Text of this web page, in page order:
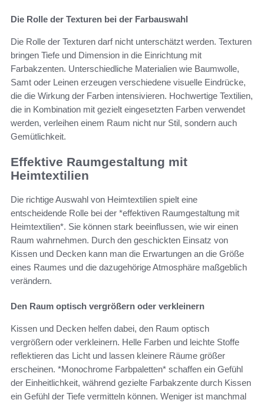
Die Rolle der Texturen bei der Farbauswahl
Die Rolle der Texturen darf nicht unterschätzt werden. Texturen
bringen Tiefe und Dimension in die Einrichtung mit
Farbakzenten. Unterschiedliche Materialien wie Baumwolle,
Samt oder Leinen erzeugen verschiedene visuelle Eindrücke,
die die Wirkung der Farben intensivieren. Hochwertige Textilien,
die in Kombination mit gezielt eingesetzten Farben verwendet
werden, verleihen einem Raum nicht nur Stil, sondern auch
Gemütlichkeit.
Effektive Raumgestaltung mit
Heimtextilien
Die richtige Auswahl von Heimtextilien spielt eine
entscheidende Rolle bei der *effektiven Raumgestaltung mit
Heimtextilien*. Sie können stark beeinflussen, wie wir einen
Raum wahrnehmen. Durch den geschickten Einsatz von
Kissen und Decken kann man die Erwartungen an die Größe
eines Raumes und die dazugehörige Atmosphäre maßgeblich
verändern.
Den Raum optisch vergrößern oder verkleinern
Kissen und Decken helfen dabei, den Raum optisch
vergrößern oder verkleinern. Helle Farben und leichte Stoffe
reflektieren das Licht und lassen kleinere Räume größer
erscheinen. *Monochrome Farbpaletten* schaffen ein Gefühl
der Einheitlichkeit, während gezielte Farbakzente durch Kissen
ein Gefühl der Tiefe vermitteln können. Weniger ist manchmal